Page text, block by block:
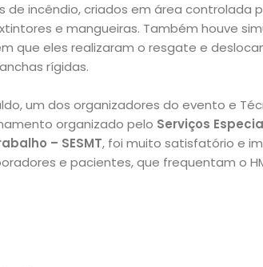
de incêndio, criados em área controlada
e mangueiras. Também houve
que eles realizaram o resgate e
rígidas.
um dos organizadores do evento e
organizado pelo Serviços
– SESMT, foi muito satisfatório e
e pacientes, que frequentam o